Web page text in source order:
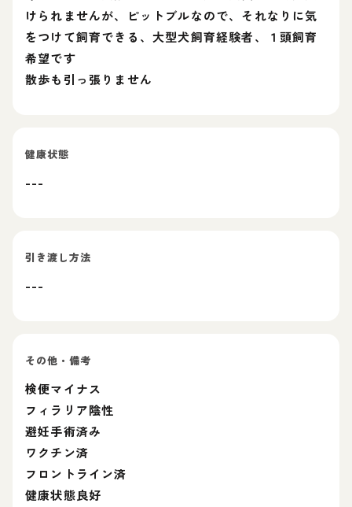
けられませんが、ピットブルなので、それなりに気
をつけて飼育できる、大型犬飼育経験者、１頭飼育
希望です
散歩も引っ張りません
健康状態
---
引き渡し方法
---
その他・備考
検便マイナス
フィラリア陰性
避妊手術済み
ワクチン済
フロントライン済
健康状態良好